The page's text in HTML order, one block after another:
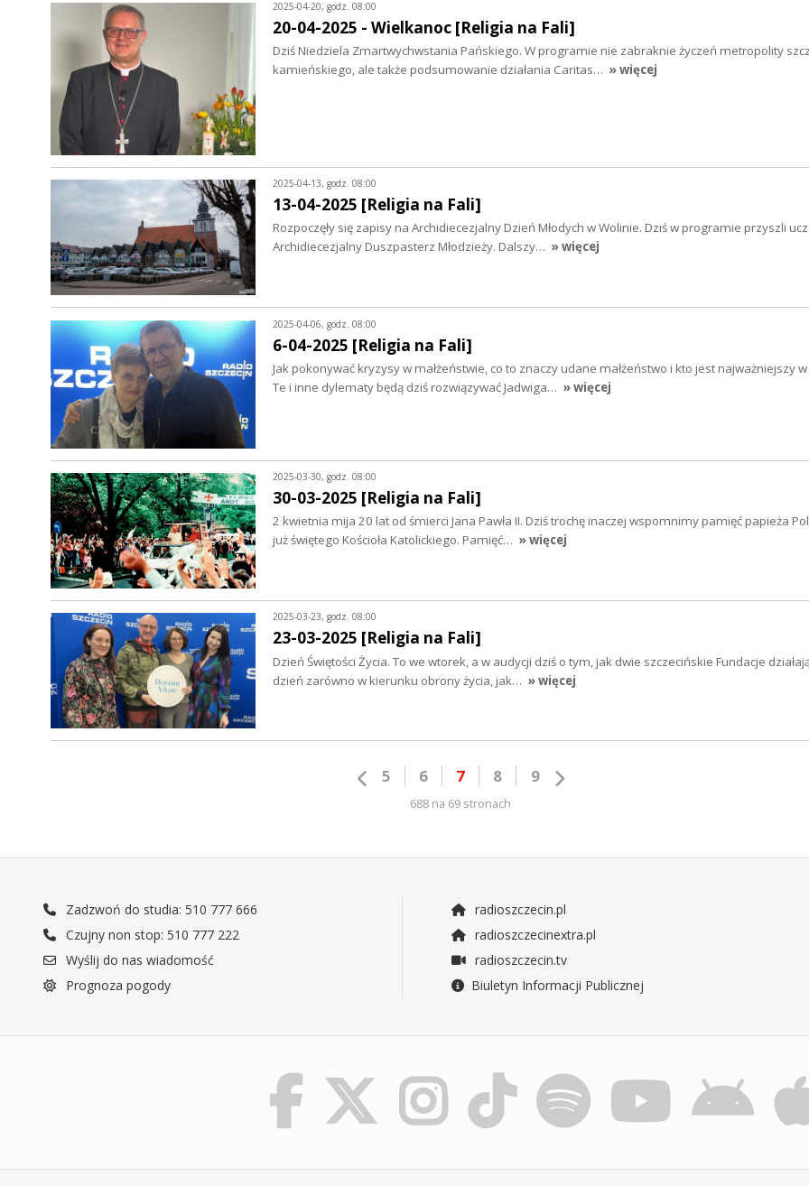
2025-04-20, godz. 08:00
20-04-2025 - Wielkanoc [Religia na Fali]
Dziś Niedziela Zmartwychwstania Pańskiego. W programie nie zabraknie życzeń metropolity
kamieńskiego, ale także podsumowanie działania Caritas… » więcej
2025-04-13, godz. 08:00
13-04-2025 [Religia na Fali]
Rozpoczęły się zapisy na Archidiecezjalny Dzień Młodych w Wolinie. Dziś w programie przyszli
Archidiecezjalny Duszpasterz Młodzieży. Dalszy… » więcej
2025-04-06, godz. 08:00
6-04-2025 [Religia na Fali]
Jak pokonywać kryzysy w małżeństwie, co to znaczy udane małżeństwo i kto jest najważniejszy
Te i inne dylematy będą dziś rozwiązywać Jadwiga… » więcej
2025-03-30, godz. 08:00
30-03-2025 [Religia na Fali]
2 kwietnia mija 20 lat od śmierci Jana Pawła II. Dziś trochę inaczej wspomnimy pamięć papieża
już świętego Kościoła Katolickiego. Pamięć… » więcej
2025-03-23, godz. 08:00
23-03-2025 [Religia na Fali]
Dzień Świętości Życia. To we wtorek, a w audycji dziś o tym, jak dwie szczecińskie Fundacje
dzień zarówno w kierunku obrony życia, jak… » więcej
5 6 7 8 9
688 na 69 stronach
Zadzwoń do studia: 510 777 666
Czujny non stop: 510 777 222
Wyślij do nas wiadomość
Prognoza pogody
radioszczecin.pl
radioszczecinextra.pl
radioszczecin.tv
Biuletyn Informacji Publicznej